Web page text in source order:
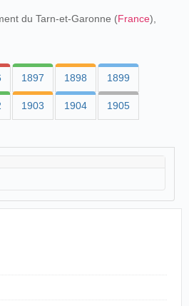
du Tarn-et-Garonne (France),
1897 1898 1899
1903 1904 1905